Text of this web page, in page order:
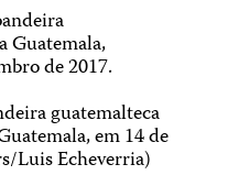
guatemalteca
em 14 de
Luis Echeverria)